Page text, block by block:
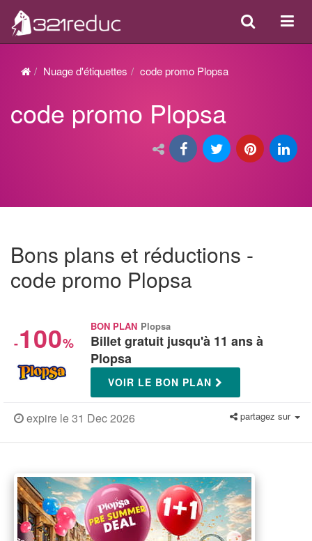
ou
Search
Nuage d'étiquettes code promo Plopsa
code promo Plopsa
Bons plans et réductions -
code promo Plopsa
-100%
BON PLAN Plopsa
Billet gratuit jusqu'à 11 ans à
Plopsa
VOIR LE BON PLAN
expire le 31 Dec 2026 partagez sur